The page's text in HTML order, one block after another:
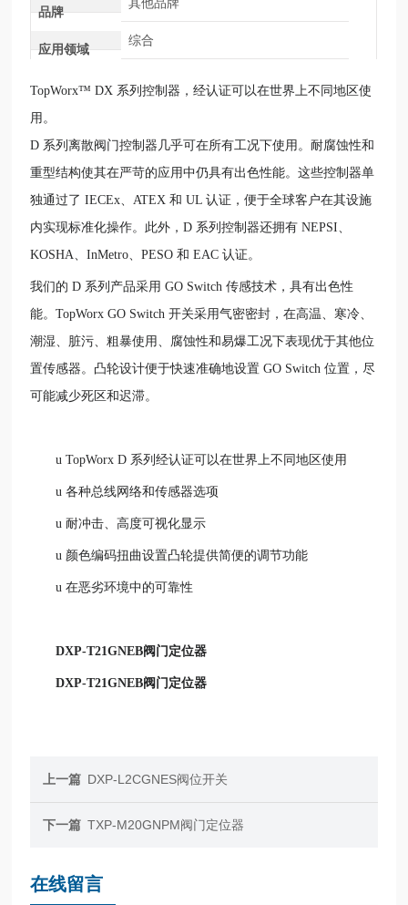
品牌
应用领域
综合
TopWorx™DX 系列控制器，经认证可以在世界上不同地区使
用。
D 系列离散阀门控制器几乎可在所有工况下使用。耐腐蚀性和
重型结构使其在严苛的应用中仍具有出色性能。这些控制器单
独通过了 IECEx、ATEX 和 UL 认证，便于全球客户在其设施
内实现标准化操作。此外，D 系列控制器还拥有 NEPSI、
KOSHA、InMetro、PESO 和 EAC 认证。
我们的 D 系列产品采用 GO Switch 传感技术，具有出色性
能。TopWorx GO Switch 开关采用气密密封，在高温、寒冷、
潮湿、脏污、粗暴使用、腐蚀性和易爆工况下表现优于其他位
置传感器。凸轮设计便于快速准确地设置 GO Switch 位置，尽
可能减少死区和迟滞。
uTopWorx D 系列经认证可以在世界上不同地区使用
u各种总线网络和传感器选项
u耐冲击、高度可视化显示
u 颜色编码扭曲设置凸轮提供简便的调节功能
u在恶劣环境中的可靠性
DXP-T21GNEB阀门定位器
DXP-T21GNEB阀门定位器
上一篇 DXP-L2CGNES阀位开关
下一篇 TXP-M20GNPM阀门定位器
在线留言